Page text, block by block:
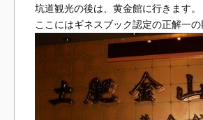
坑道観光の後は、黄金館に行きます。
ここにはギネスブック認定の正解一